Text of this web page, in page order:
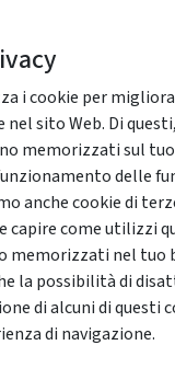
i cookie per
sito Web. Di
memorizzati sul
delle
anche cookie di
capire come utilizzi
memorizzati nel tuo
la possibilità di
di alcuni di questi
di navigazione.